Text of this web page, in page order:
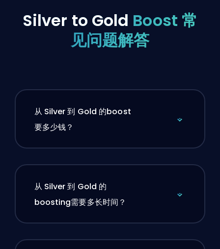
Silver to Gold Boost 常
见问题解答
从 Silver 到 Gold 的boost
要多少钱？
从 Silver 到 Gold 的
boosting需要多长时间？